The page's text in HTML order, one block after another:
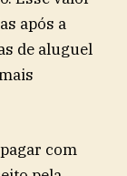
após a
de aluguel
com